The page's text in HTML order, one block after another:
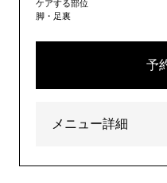
ケアする部位
脚・足裏
予
メニュー詳細